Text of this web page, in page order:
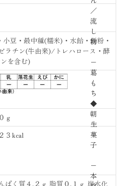
／
流
し
物
−
葛
も
ち
◆
朝
生
菓
子
−
本
豆・最中種(糯米)・水飴・餅粉・
ラチン(牛由来)/トレハロース・酵
を含む)
ｇ
３kcal
ぱく質４.２ｇ 脂質０.１ｇ 炭水化